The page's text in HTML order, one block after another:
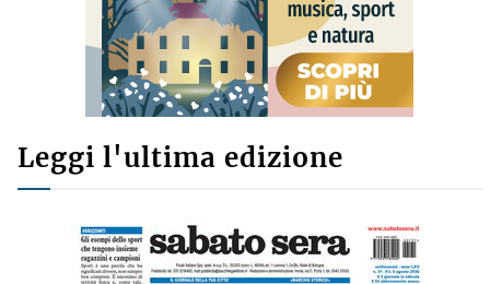
Leggi l'ultima edizione